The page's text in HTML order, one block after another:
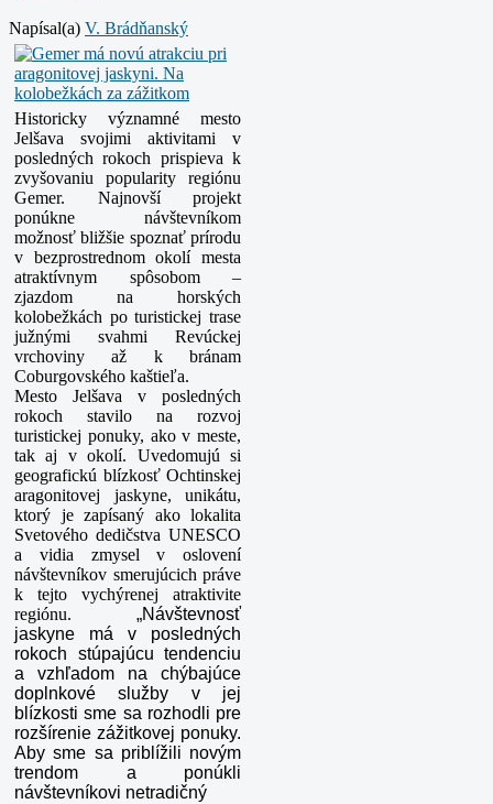
Napísal(a) V. Brádňanský
Historicky významné mesto
Jelšava svojimi aktivitami v
posledných rokoch prispieva k
zvyšovaniu popularity regiónu
Gemer. Najnovší projekt
ponúkne návštevníkom
možnosť bližšie spoznať prírodu
v bezprostrednom okolí mesta
atraktívnym spôsobom –
zjazdom na horských
kolobežkách po turistickej trase
južnými svahmi Revúckej
vrchoviny až k bránam
Coburgovského kaštieľa.
Mesto Jelšava v posledných
rokoch stavilo na rozvoj
turistickej ponuky, ako v meste,
tak aj v okolí. Uvedomujú si
geografickú blízkosť Ochtinskej
aragonitovej jaskyne, unikátu,
ktorý je zapísaný ako lokalita
Svetového dedičstva UNESCO
a vidia zmysel v oslovení
návštevníkov smerujúcich práve
k tejto vychýrenej atraktivite
regiónu. „Návštevnosť
jaskyne má v posledných
rokoch stúpajúcu tendenciu
a vzhľadom na chýbajúce
doplnkové služby v jej
blízkosti sme sa rozhodli pre
rozšírenie zážitkovej ponuky.
Aby sme sa priblížili novým
trendom a ponúkli
návštevníkovi netradičný